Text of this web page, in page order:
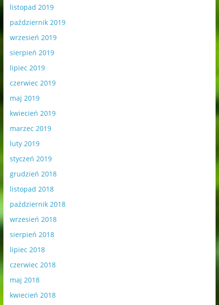
listopad 2019
październik 2019
wrzesień 2019
sierpień 2019
lipiec 2019
czerwiec 2019
maj 2019
kwiecień 2019
marzec 2019
luty 2019
styczeń 2019
grudzień 2018
listopad 2018
październik 2018
wrzesień 2018
sierpień 2018
lipiec 2018
czerwiec 2018
maj 2018
kwiecień 2018